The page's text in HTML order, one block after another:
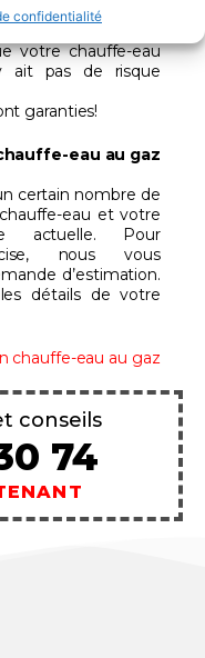
confidentialité
acheminées
d’eau.
votre chauffe-eau
ait pas de risque
garanties!
eau au gaz
certain nombre de
eau et votre
actuelle. Pour
nous vous
d’estimation.
détails de votre
chauffe-eau au gaz
conseils
74